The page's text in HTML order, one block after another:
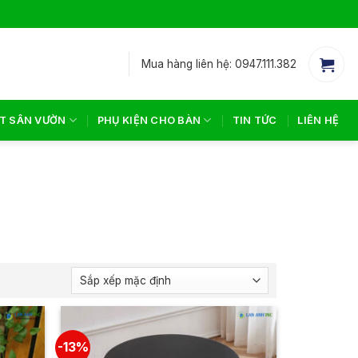
Mua hàng liên hệ: 0947.111.382
SÂN VƯỜN PHỤ KIỆN CHO BÀN TIN TỨC LIÊN HỆ
-13%